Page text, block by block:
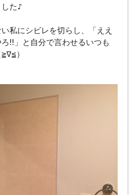
た♪
私にシビレを切らし、「ええ
‼️」と自分で言わせるいつも
）